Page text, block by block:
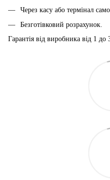
Через касу або термінал
Безготівковий розрахунок.
Гарантія від виробника від 1 до